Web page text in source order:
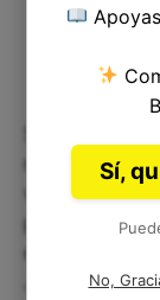
movimiento
victoria, o
políticas si
esta. Lo que
Jonatán se
Sí,
No,